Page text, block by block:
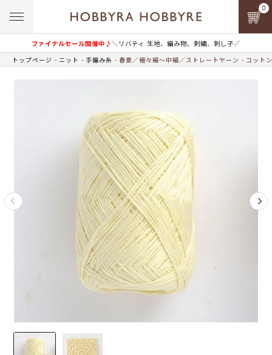
ファイナルセール開催中♪＼リバティ 生地、編み物、刺繍、刺し子／
0
トップページ ニット 手編み糸 春夏／極々細～中細／ストレートヤーン コット